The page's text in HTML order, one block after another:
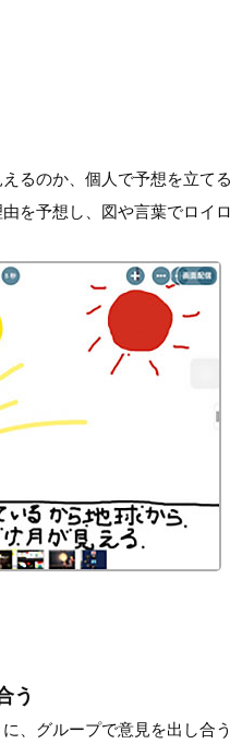
るのか、個人で予想を立てる
を予想し、図や言葉でロイ
う
、グループで意見を出し合う